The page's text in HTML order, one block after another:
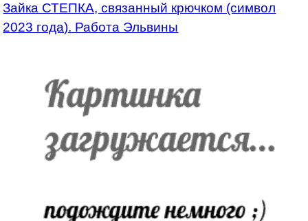
Зайка СТЕПКА, связанный крючком (символ
2023 года). Работа Эльвины